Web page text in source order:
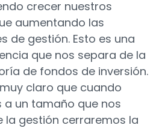
crecer nuestros
aumentando las
de gestión. Esto es una
que nos separa de la
de fondos de inversión.
claro que cuando
a un tamaño que nos
la gestión cerraremos la